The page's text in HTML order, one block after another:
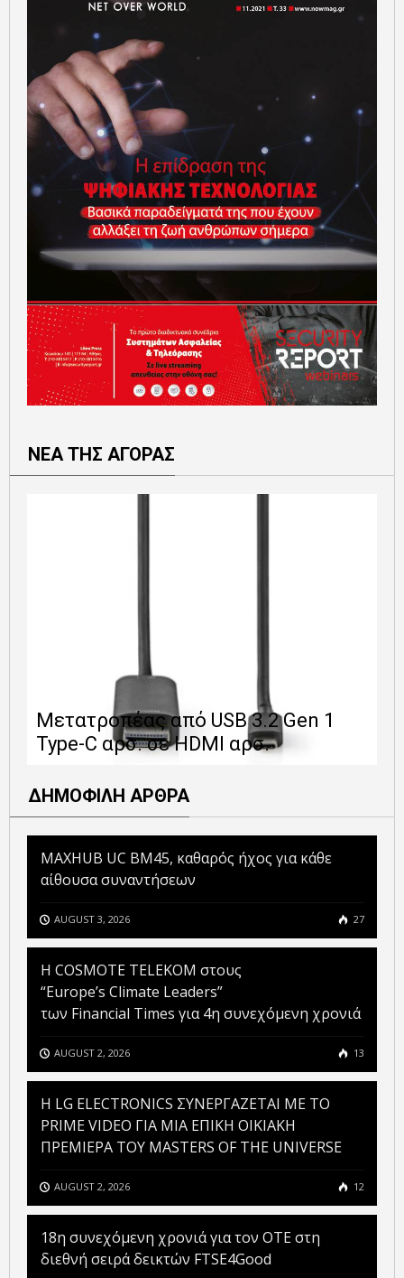
ΝΕΑ ΤΗΣ ΑΓΟΡΑΣ
Μετατροπέας από USB 3.2 Gen 1
Type-C αρσ. σε HDMI αρσ.
ΔΗΜΟΦΙΛΗ ΑΡΘΡΑ
MAXHUB UC BM45, καθαρός ήχος για κάθε
αίθουσα συναντήσεων
AUGUST 3, 2026 27
Η COSMOTE TELEKOM στους
“Europe’s Climate Leaders”
των Financial Times για 4η συνεχόμενη χρονιά
AUGUST 2, 2026 13
H LG ELECTRONICS ΣΥΝΕΡΓΑΖΕΤΑΙ ΜΕ ΤΟ
PRIME VIDEO ΓΙΑ ΜΙΑ ΕΠΙΚΗ ΟΙΚΙΑΚΗ
ΠΡΕΜΙΕΡΑ ΤΟΥ MASTERS OF THE UNIVERSE
AUGUST 2, 2026 12
18η συνεχόμενη χρονιά για τον ΟΤΕ στη
διεθνή σειρά δεικτών FTSE4Good